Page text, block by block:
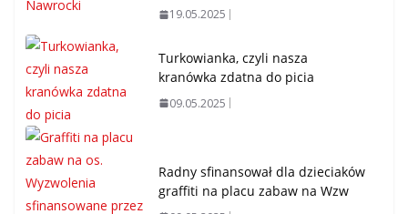
19.05.2025
Turkowianka, czyli nasza
kranówka zdatna do picia
09.05.2025
Radny sfinansował dla dzieciaków
graffiti na placu zabaw na Wzw